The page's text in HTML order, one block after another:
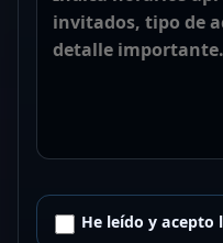
He leído y acepto